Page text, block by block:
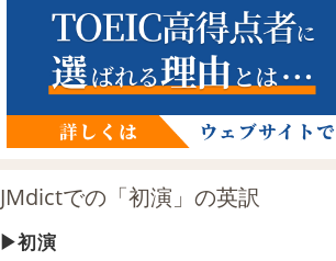
JMdictでの「初演」の英訳
初演